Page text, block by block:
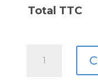
Total TTC